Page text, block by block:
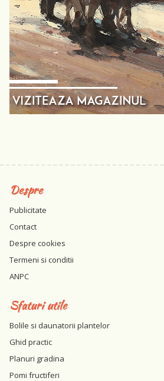
Despre
Publicitate
Contact
Despre cookies
Termeni si conditii
ANPC
Sfaturi utile
Bolile si daunatorii plantelor
Ghid practic
Planuri gradina
Pomi fructiferi